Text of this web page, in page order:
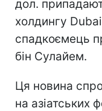
дол.
холдингу
спадкоємець
бін Сулайем.
Ця новина
на азіатських